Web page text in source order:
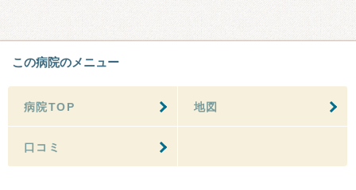
この病院のメニュー
病院TOP 地図
口コミ